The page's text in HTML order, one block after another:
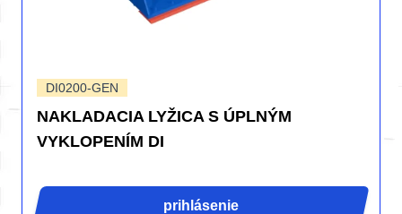
DI0200-GEN
NAKLADACIA LYŽICA S ÚPLNÝM
VYKLOPENÍM DI
prihlásenie